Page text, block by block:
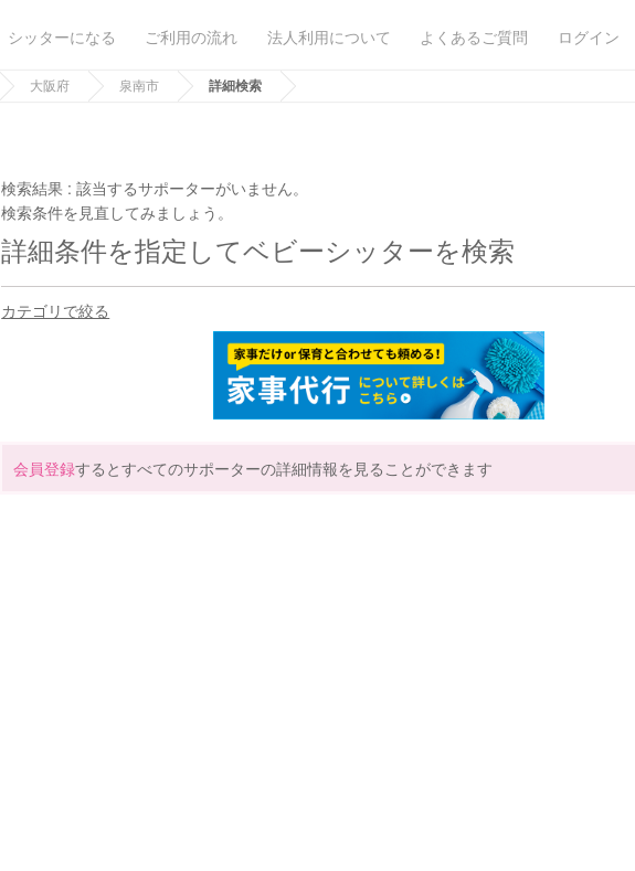
シッターになる ご利用の流れ 法人利用について よくあるご質問 ログイン
大阪府 泉南市 詳細検索
検索結果 :該当するサポーターがいません。
検索条件を見直してみましょう。
詳細条件を指定してベビーシッターを検索
カテゴリで絞る
会員登録するとすべてのサポーターの詳細情報を見ることができます